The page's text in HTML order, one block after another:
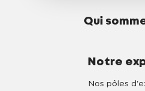
Qui
Notre
Nos pôles